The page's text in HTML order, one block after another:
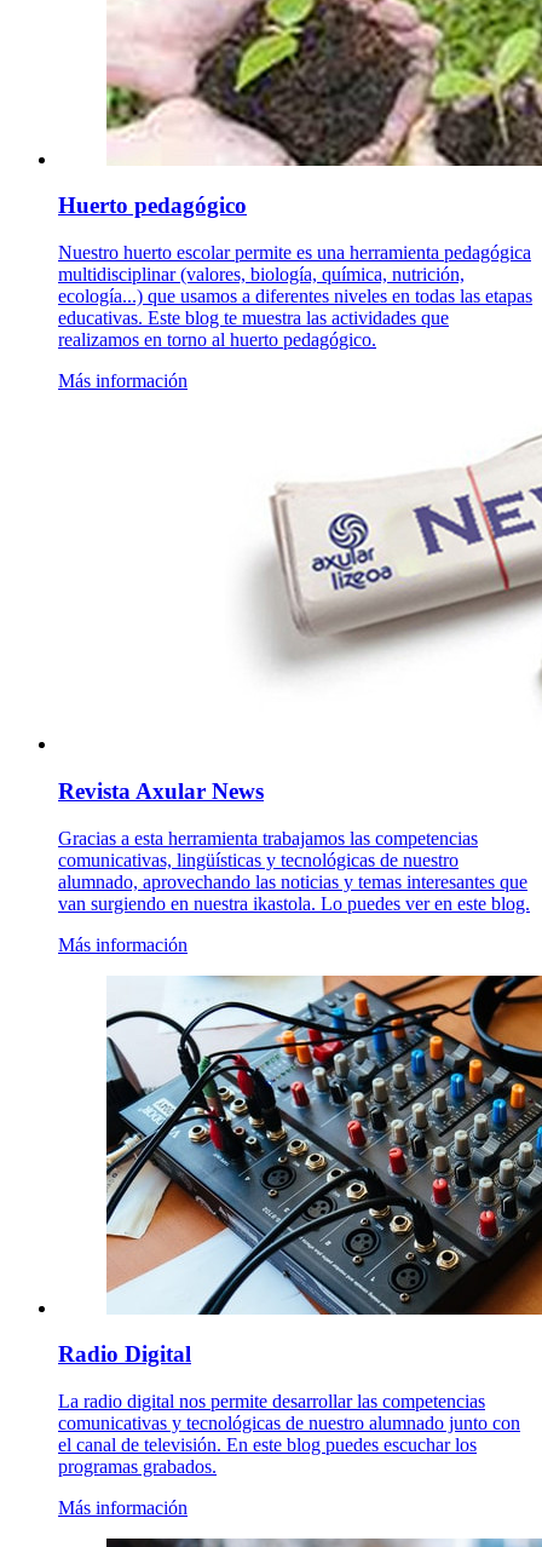
Huerto pedagógico
Nuestro huerto escolar permite es una herramienta pedagógica
multidisciplinar (valores, biología, química, nutrición,
ecología...) que usamos a diferentes niveles en todas las etapas
educativas. Este blog te muestra las actividades que
realizamos en torno al huerto pedagógico.
Más información
Revista Axular News
Gracias a esta herramienta trabajamos las competencias
comunicativas, lingüísticas y tecnológicas de nuestro
alumnado, aprovechando las noticias y temas interesantes que
van surgiendo en nuestra ikastola. Lo puedes ver en este blog.
Más información
Radio Digital
La radio digital nos permite desarrollar las competencias
comunicativas y tecnológicas de nuestro alumnado junto con
el canal de televisión. En este blog puedes escuchar los
programas grabados.
Más información